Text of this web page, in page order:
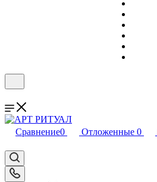
Сравнение0 Отложенные 0